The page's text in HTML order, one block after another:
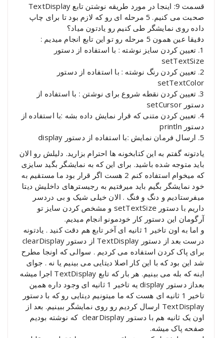
قسمت 9: اینجا در مورد طریقه نوشتن تابع TextDisplay
صحبت می کنیم. 5 مرحله ای رو که لازم بود تا برای چاپ
داده روی نمایشگر طی کنیم رو یادتون میاد؟
دقیقا عین همون 5 مرحله رو تو این تابع انجام میدیم :
1. تعیین کردن سایز نوشته : با استفاده از دستور
setTextSize
2. تعیین کردن رنگ نوشته : با استفاده از دستور
setTextColor
3. تعیین کردن نقطه شروع برای نوشتن : با استفاده از
دستور setCursor
4. تعیین کردن متنی که قرار نمایش داده بشه :با استفاده از
دستور println
5. ارسال فرمان نمایش :با استفاده از دستور display
یادتونه گفتم به این کتابخونه ها احترام بزارید. دلیلش رو الان
باید متوجه شده باشید. برای این که به نمایشگر بگید سایزی
که میخوام استفاده کنم 2 هست اگر قرار بود ما مستقیم به
خود نمایشگر بگیم باید میرفتیم به رجیسترهای داخلیش دیتا
میفرستادیم و دنگ و فنگ . الان خیلی شیک و بی دردسر
داریم با دستور setTextSize و مشخص کردن سایز تو
آرگومان این دستور کار خودمونو انجام میدیم.
و اما به اون تاخیر 1 ثانیه ای آخر تابع هم دقت کنید . یادتونه
درست بعد از دستور TextDisplay از دستور clearDisplay
برای پاک کردن استفاده می کردیم . سوالی که اونجا مطرح
شد این بود که با این کار اصلا دیتایی می بینیم یا نه . جوای
اینه که بله می بینیم. هر بار که تابع TextDisplay اجرا میشه
بعداز دستور display یه تاخیر 1 ثانیه ای وجود داره همین
تاخیر 1 ثانیه ای هست که ما میتونیم دیتایی رو که با دستور
TextDisplay ارسال کردیم رو روی نمایشگر ببینیم. بعد از
اون یک ثانیه هم با دستور clearDisplay که نوشته بودیم
صفحه پاک میشه.